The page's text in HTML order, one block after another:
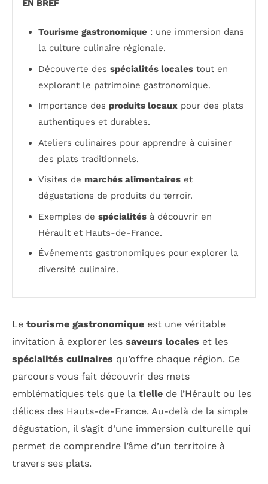
EN BREF
Tourisme gastronomique : une immersion dans
la culture culinaire régionale.
Découverte des spécialités locales tout en
explorant le patrimoine gastronomique.
Importance des produits locaux pour des plats
authentiques et durables.
Ateliers culinaires pour apprendre à cuisiner
des plats traditionnels.
Visites de marchés alimentaires et
dégustations de produits du terroir.
Exemples de spécialités à découvrir en
Hérault et Hauts-de-France.
Événements gastronomiques pour explorer la
diversité culinaire.
Le tourisme gastronomique est une véritable
invitation à explorer les saveurs locales et les
spécialités culinaires qu’offre chaque région. Ce
parcours vous fait découvrir des mets
emblématiques tels que la tielle de l’Hérault ou les
délices des Hauts-de-France. Au-delà de la simple
dégustation, il s’agit d’une immersion culturelle qui
permet de comprendre l’âme d’un territoire à
travers ses plats.